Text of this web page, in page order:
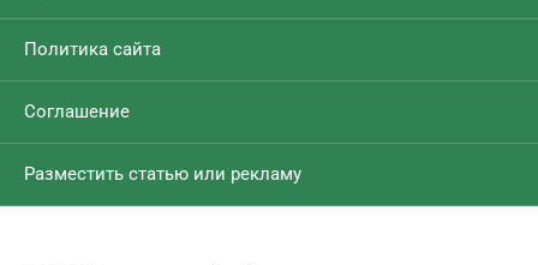
Политика сайта
Соглашение
Разместить статью или рекламу